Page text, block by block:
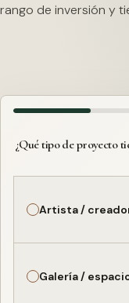
rango de inversión y
¿Qué tipo de proyecto
Artista /
Galería /